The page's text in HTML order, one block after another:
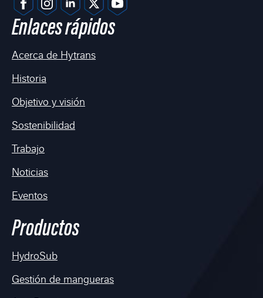
Enlaces rápidos
Acerca de Hytrans
Historia
Objetivo y visión
Sostenibilidad
Trabajo
Noticias
Eventos
Productos
HydroSub
Gestión de mangueras